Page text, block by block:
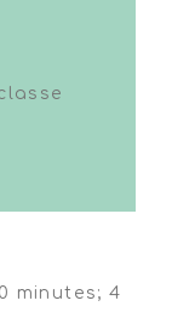
minutes; 4